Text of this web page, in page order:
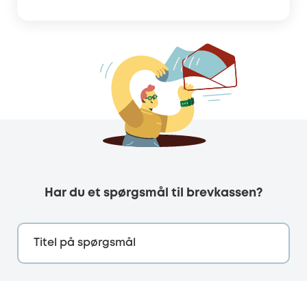
Har du et spørgsmål til brevkassen?
Titel på spørgsmål